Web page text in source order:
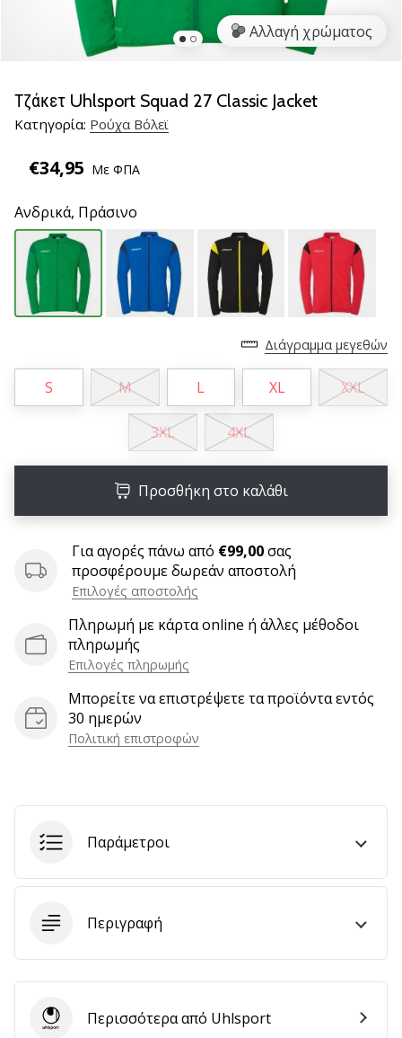
του
βόλεϊ
όπως
Ελάτε
μας
ως
πρεσβευτής
της
μάρκας
μας.
11. 8. 2022
9 λεπτά ανάγνωσης
Weplayvolleyball
τον
σας
ιστότοπο,
ιστολόγιο,
στο
Facebook
φόρουμ
συζητήσεων;
Αφήστε
σας
έσοδα.
Εμφάνιση
όλων
των
Αλλαγή χρώματος
Τζάκετ Uhlsport Squad 27 Classic Jacket
Κατηγορία: Ρούχα Βόλεϊ
€34,95 Με ΦΠΑ
Ανδρικά, Πράσινο
Διάγραμμα μεγεθών
S M L XL XXL
3XL 4XL
Προσθήκη στο καλάθι
Για αγορές πάνω από €99,00σας
προσφέρουμε δωρεάν αποστολή
Επιλογές αποστολής
Πληρωμή με κάρτα online ή άλλες μέθοδοι
πληρωμής
Επιλογές πληρωμής
Μπορείτε να επιστρέψετε τα προϊόντα εντός
30 ημερών
Πολιτική επιστροφών
Παράμετροι
Περιγραφή
UhlsportΠερισσότερα από Uhlsport